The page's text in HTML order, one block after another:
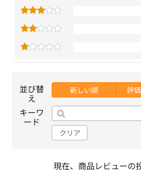
並び替
え
新しい順 評
キーワ
ード
クリア
現在、商品レビューの